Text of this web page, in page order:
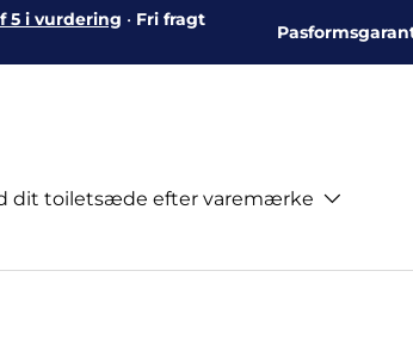
5 i vurdering • Fri fragt
dit toiletsæde efter varemærke